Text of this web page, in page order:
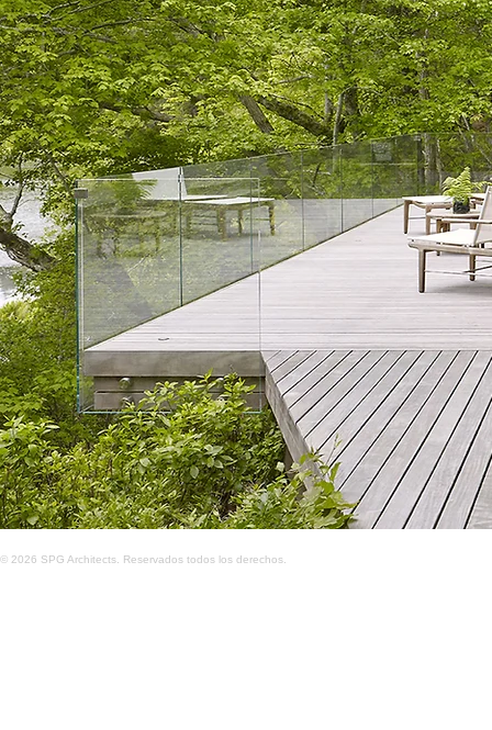
© 2026 SPG Architects. Reservados todos los derechos.